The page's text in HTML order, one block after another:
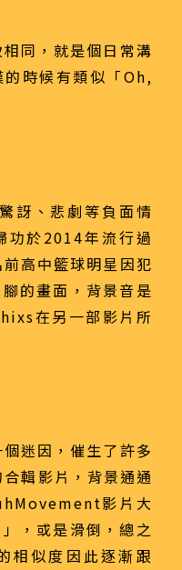
同，就是個日常溝
時候有類似「Oh,
訝、悲劇等負面情
功於2014年流行過
高中籃球明星因犯
的畫面，背景音是
在另一部影片所
迷因，催生了許多
輯影片，背景通通
影片大
，或是滑倒，總之
相似度因此逐漸跟